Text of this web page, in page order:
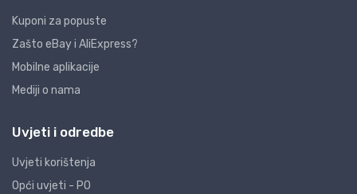
Kuponi za popuste
Zašto eBay i AliExpress?
Mobilne aplikacije
Mediji o nama
Uvjeti i odredbe
Uvjeti korištenja
Opći uvjeti - PO